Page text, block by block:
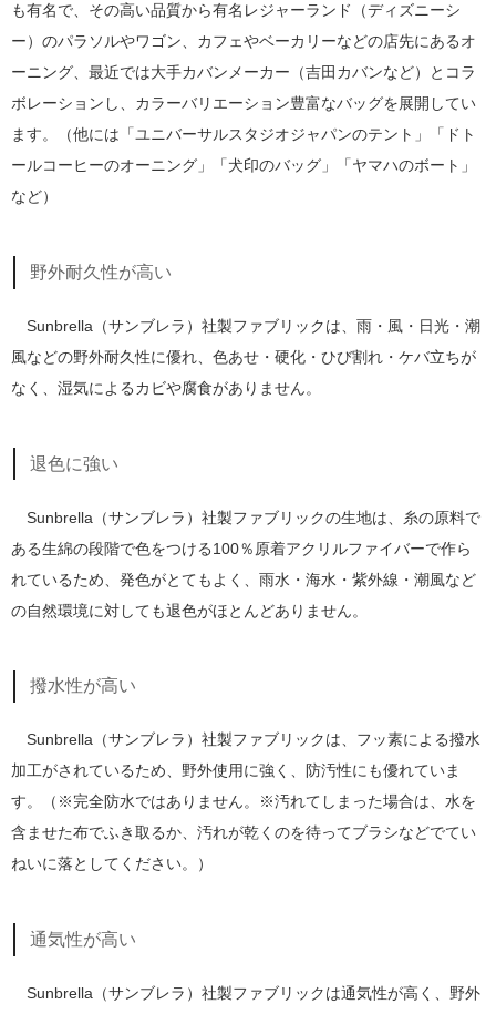
も有名で、その高い品質から有名レジャーランド（ディズニーシ
ー）のパラソルやワゴン、カフェやベーカリーなどの店先にあるオ
ーニング、最近では大手カバンメーカー（吉田カバンなど）とコラ
ボレーションし、カラーバリエーション豊富なバッグを展開してい
ます。（他には「ユニバーサルスタジオジャパンのテント」「ドト
ールコーヒーのオーニング」「犬印のバッグ」「ヤマハのボート」
など）
野外耐久性が高い
Sunbrella（サンブレラ）社製ファブリックは、雨・風・日光・潮
風などの野外耐久性に優れ、色あせ・硬化・ひび割れ・ケバ立ちが
なく、湿気によるカビや腐食がありません。
退色に強い
Sunbrella（サンブレラ）社製ファブリックの生地は、糸の原料で
ある生綿の段階で色をつける100％原着アクリルファイバーで作ら
れているため、発色がとてもよく、雨水・海水・紫外線・潮風など
の自然環境に対しても退色がほとんどありません。
撥水性が高い
Sunbrella（サンブレラ）社製ファブリックは、フッ素による撥水
加工がされているため、野外使用に強く、防汚性にも優れていま
す。（※完全防水ではありません。※汚れてしまった場合は、水を
含ませた布でふき取るか、汚れが乾くのを待ってブラシなどでてい
ねいに落としてください。）
通気性が高い
Sunbrella（サンブレラ）社製ファブリックは通気性が高く、野外